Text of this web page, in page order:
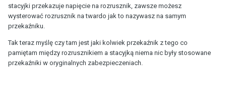
stacyjki przekazuje napięcie na rozrusznik, zawsze możesz
wysterować rozrusznik na twardo jak to nazywasz na samym
przekaźniku.
Tak teraz myślę czy tam jest jaki kolwiek przekaźnik z tego co
pamiętam między rozrusznikiem a stacyjką niema nic były stosowane
przekaźniki w oryginalnych zabezpieczeniach.